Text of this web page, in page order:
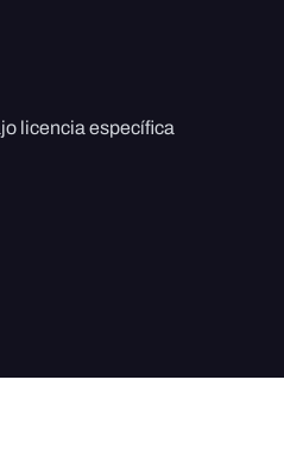
licencia específica